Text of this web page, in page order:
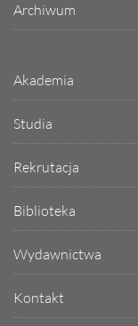
Archiwum
Akademia
Studia
Rekrutacja
Biblioteka
Wydawnictwa
Kontakt